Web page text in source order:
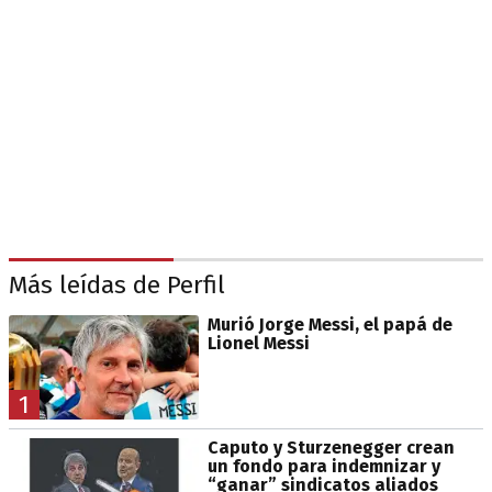
Más leídas de Perfil
1
Murió Jorge Messi, el papá de
Lionel Messi
Caputo y Sturzenegger crean
un fondo para indemnizar y
“ganar” sindicatos aliados